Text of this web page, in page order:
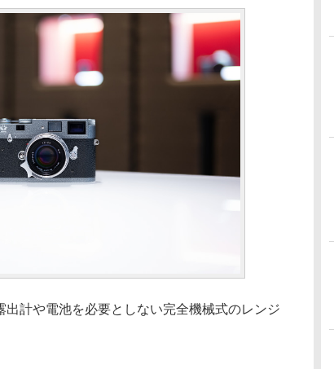
計や電池を必要としない完全機械式のレンジ